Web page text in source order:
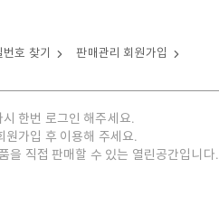
호 찾기 판매관리 회원가입
한번 로그인 해주세요.
원가입 후 이용해 주세요.
을 직접 판매할 수 있는 열린공간입니다.